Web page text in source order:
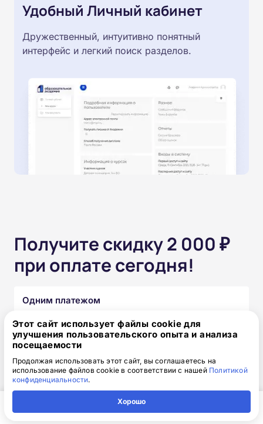
Удобный Личный кабинет
Дружественный, интуитивно понятный
интерфейс и легкий поиск разделов.
Получите скидку 2 000 ₽
при оплате сегодня!
Одним платежом
от 15 850 ₽ 17 850 ₽ скидка: 2 000 ₽
Частями без переплат
от 1 320₽
Узнать подробнее
Этот сайт использует файлы cookie для
улучшения пользовательского опыта и анализа
посещаемости
Продолжая использовать этот сайт, вы соглашаетесь на
использование файлов cookie в соответствии с нашей Политикой
конфиденциальности.
Хорошо